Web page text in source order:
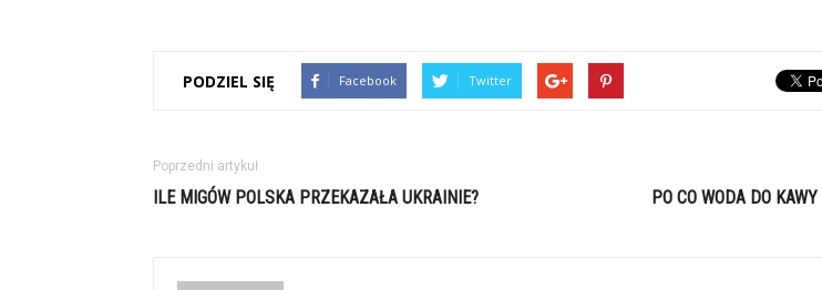
PODZIEL SIĘ Facebook Twitter
Poprzedni artykuł
ILE MIGÓW POLSKA PRZEKAZAŁA UKRAINIE? PO CO WODA DO